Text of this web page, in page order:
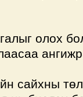
олох
сайхны